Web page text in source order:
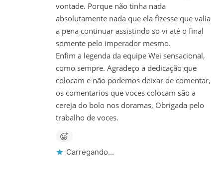
vontade. Porque não tinha nada
absolutamente nada que ela fizesse que valia
a pena continuar assistindo so vi até o final
somente pelo imperador mesmo.
Enfim a legenda da equipe Wei sensacional,
como sempre. Agradeço a dedicação que
colocam e não podemos deixar de comentar,
os comentarios que voces colocam são a
cereja do bolo nos doramas, Obrigada pelo
trabalho de voces.
Carregando...